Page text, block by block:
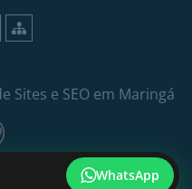
WhatsApp
Sites e SEO em Maringá